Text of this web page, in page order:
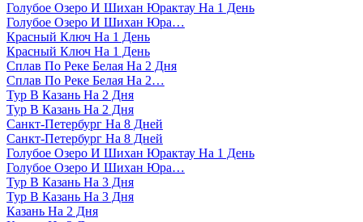
Голубое Озеро И Шихан Юрактау На 1 День
Голубое Озеро И Шихан Юра…
Красный Ключ На 1 День
Красный Ключ На 1 День
Сплав По Реке Белая На 2 Дня
Сплав По Реке Белая На 2…
Тур В Казань На 2 Дня
Тур В Казань На 2 Дня
Санкт-Петербург На 8 Дней
Санкт-Петербург На 8 Дней
Голубое Озеро И Шихан Юрактау На 1 День
Голубое Озеро И Шихан Юра…
Тур В Казань На 3 Дня
Тур В Казань На 3 Дня
Казань На 2 Дня